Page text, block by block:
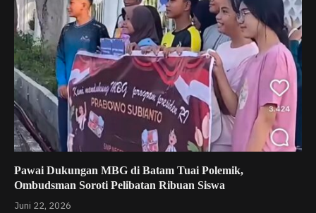
Pawai Dukungan MBG di Batam Tuai Polemik,
Ombudsman Soroti Pelibatan Ribuan Siswa
Juni 22, 2026